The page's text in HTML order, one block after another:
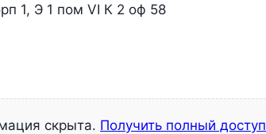
1, Э 1 пом VI К 2 оф 58
скрыта. Получить полный доступ